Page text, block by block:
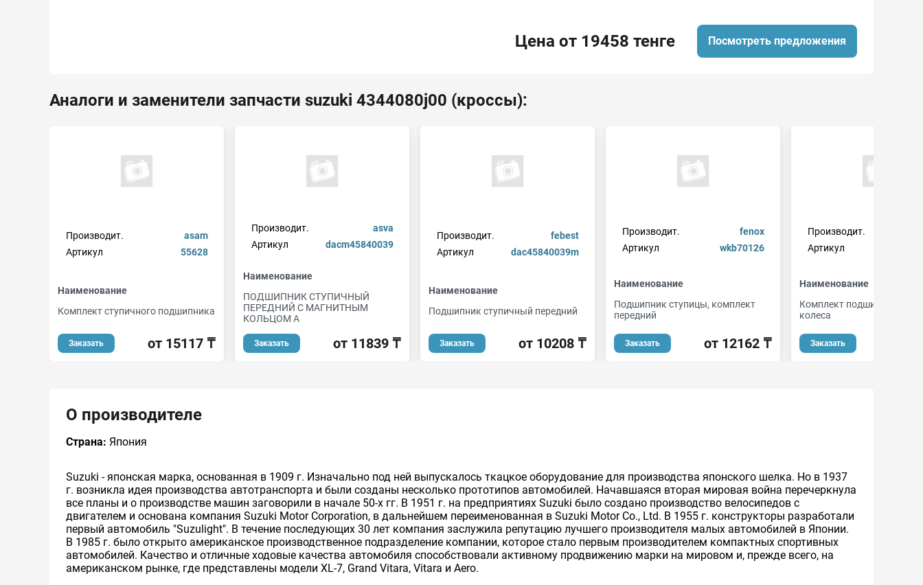
Цена от 19458 тенге Посмотреть предложения
Аналоги и заменители запчасти suzuki 4344080j00 (кроссы):
Производит.
asam
Артикул
55628
Наименование
Комплект ступичного подшипника
Заказать от 15117 ₸
Производит.
asva
Артикул
dacm45840039
Наименование
ПОДШИПНИК СТУПИЧНЫЙ
ПЕРЕДНИЙ С МАГНИТНЫМ
КОЛЬЦОМ А
Заказать от 11839 ₸
Производит.
febest
Артикул
dac45840039m
Наименование
Подшипник ступичный передний
Заказать от 10208 ₸
Производит.
fenox
Артикул
wkb70126
Наименование
Подшипник ступицы, комплект
передний
Заказать от 12162 ₸
Производит.
Артикул
Наименование
Комплект подшипника
колеса
Заказать
О производителе
Страна: Япония
Suzuki - японская марка, основанная в 1909 г. Изначально под ней выпускалось ткацкое оборудование для производства японского шелка. Но в 1937
г. возникла идея производства автотранспорта и были созданы несколько прототипов автомобилей. Начавшаяся вторая мировая война перечеркнула
все планы и о производстве машин заговорили в начале 50-х гг. В 1951 г. на предприятиях Suzuki было создано производство велосипедов с
двигателем и основана компания Suzuki Motor Corporation, в дальнейшем переименованная в Suzuki Motor Co., Ltd. В 1955 г. конструкторы разработали
первый автомобиль "Suzulight". В течение последующих 30 лет компания заслужила репутацию лучшего производителя малых автомобилей в Японии.
В 1985 г. было открыто американское производственное подразделение компании, которое стало первым производителем компактных спортивных
автомобилей. Качество и отличные ходовые качества автомобиля способствовали активному продвижению марки на мировом и, прежде всего, на
американском рынке, где представлены модели XL-7, Grand Vitara, Vitara и Aero.